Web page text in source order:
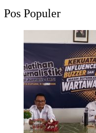
Pos Populer